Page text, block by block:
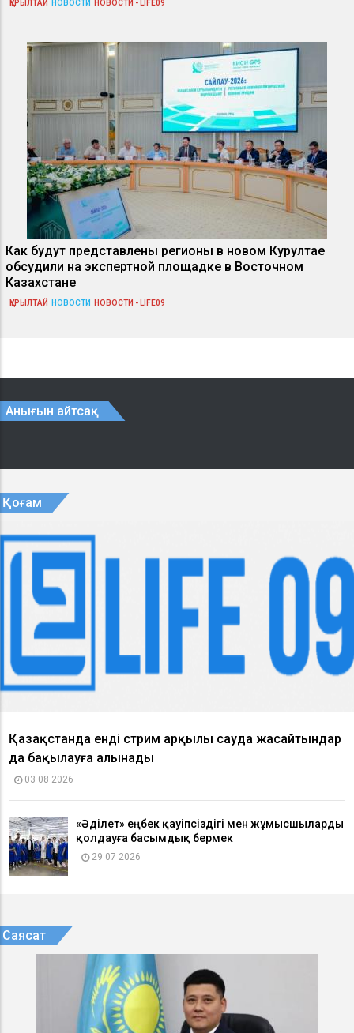
ҚҰРЫЛТАЙ НОВОСТИ НОВОСТИ - LIFE09
Как будут представлены регионы в новом Курултае
обсудили на экспертной площадке в Восточном
Казахстане
ҚҰРЫЛТАЙ НОВОСТИ НОВОСТИ - LIFE09
Анығын айтсақ
Қоғам
Қазақстанда енді стрим арқылы сауда жасайтындар
да бақылауға алынады
03 08 2026
«Әділет» еңбек қауіпсіздігі мен жұмысшыларды
қолдауға басымдық бермек
29 07 2026
Саясат